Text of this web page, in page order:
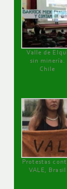
Valle de Elqui
sin minería.
Chile
Protestas
VALE, Brasil